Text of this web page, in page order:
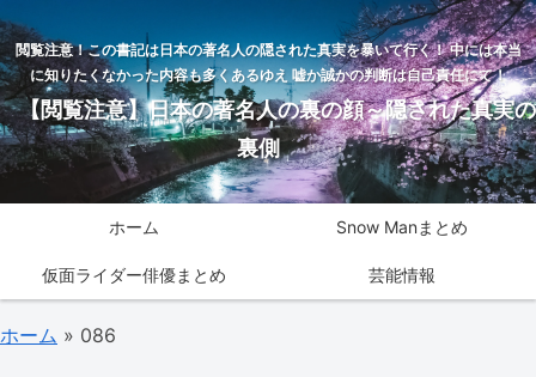
閲覧注意！この書記は日本の著名人の隠された真実を暴いて行く！ 中には本当
に知りたくなかった内容も多くあるゆえ 嘘か誠かの判断は自己責任にて！
【閲覧注意】日本の著名人の裏の顔～隠された真実の
裏側
ホーム Snow Manまとめ
仮面ライダー俳優まとめ 芸能情報
ホーム » 086